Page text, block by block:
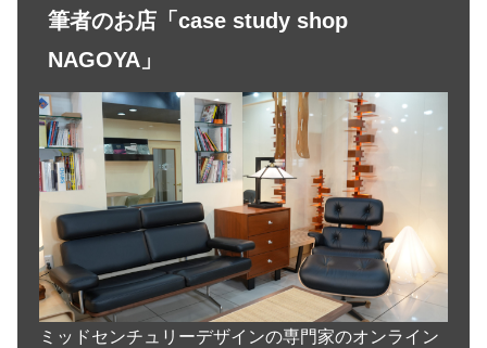
筆者のお店「case study shop
NAGOYA」
ミッドセンチュリーデザインの専門家のオンライン